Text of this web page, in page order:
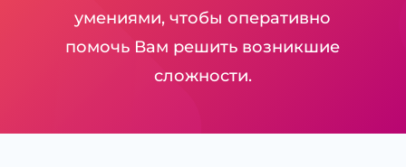
умениями, чтобы оперативно
помочь Вам решить возникшие
сложности.